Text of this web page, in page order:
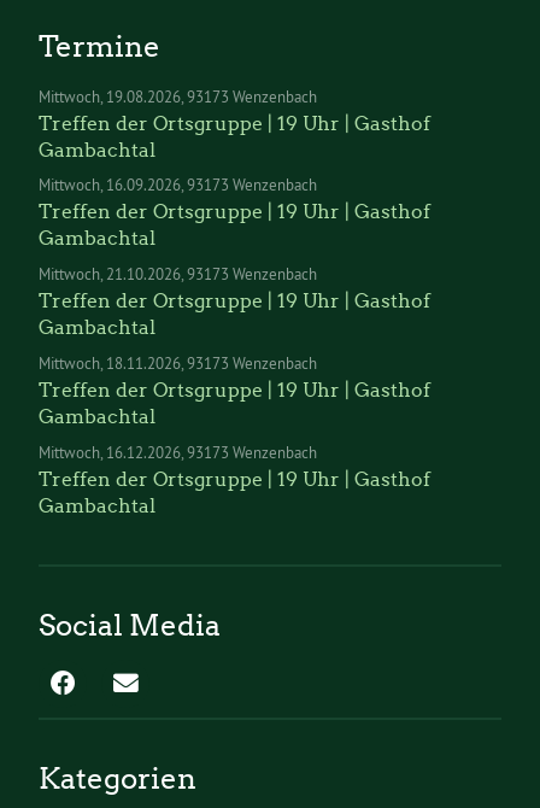
Termine
Mittwoch 19.08.2026 93173 Wenzenbach
Treffen der Ortsgruppe | 19 Uhr | Gasthof
Gambachtal
Mittwoch 16.09.2026 93173 Wenzenbach
Treffen der Ortsgruppe | 19 Uhr | Gasthof
Gambachtal
Mittwoch 21.10.2026 93173 Wenzenbach
Treffen der Ortsgruppe | 19 Uhr | Gasthof
Gambachtal
Mittwoch 18.11.2026 93173 Wenzenbach
Treffen der Ortsgruppe | 19 Uhr | Gasthof
Gambachtal
Mittwoch 16.12.2026 93173 Wenzenbach
Treffen der Ortsgruppe | 19 Uhr | Gasthof
Gambachtal
Social Media
Kategorien